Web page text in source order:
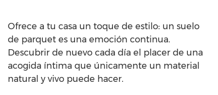
Ofrece a tu casa un toque de estilo: un suelo
de parquet es una emoción continua.
Descubrir de nuevo cada día el placer de una
acogida íntima que únicamente un material
natural y vivo puede hacer.